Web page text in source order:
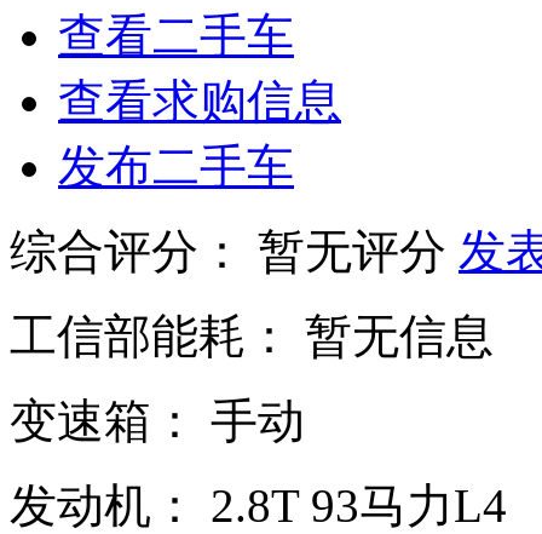
查看二手车
查看求购信息
发布二手车
综合评分：
暂无评分 发
工信部能耗：
暂无信息
变速箱：
手动
发动机：
2.8T 93马力L4